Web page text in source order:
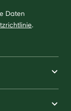
Daten
.